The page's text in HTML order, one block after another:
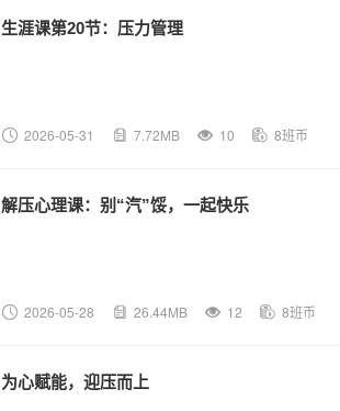
生涯课第20节：压力管理
2026-05-31 7.72MB 10 8班币
解压心理课：别“汽”馁，一起快乐
2026-05-28 26.44MB 12 8班币
为心赋能，迎压而上